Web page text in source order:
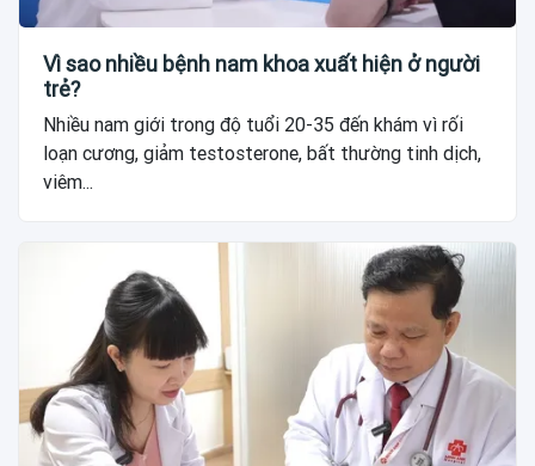
Vì sao nhiều bệnh nam khoa xuất hiện ở người
trẻ?
Nhiều nam giới trong độ tuổi 20-35 đến khám vì rối
loạn cương, giảm testosterone, bất thường tinh dịch,
viêm...